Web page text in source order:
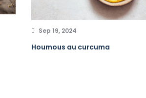
Sep 19, 2024
Houmous au curcuma